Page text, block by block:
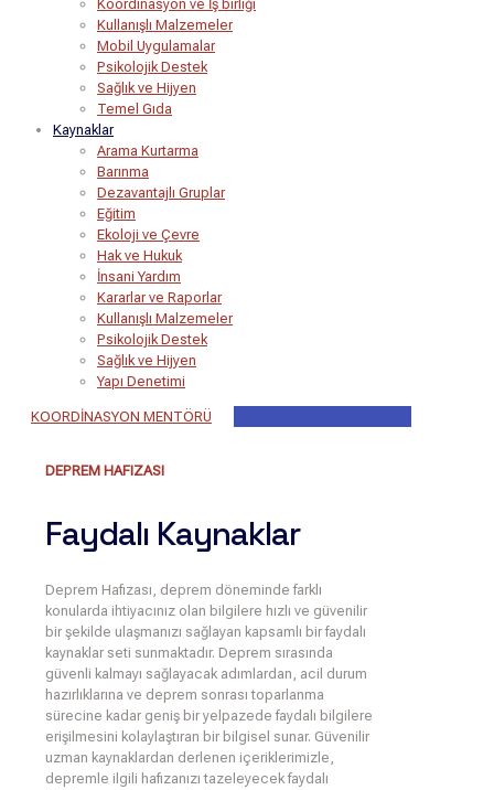
Koordinasyon ve İş birliği
Kullanışlı Malzemeler
Mobil Uygulamalar
Psikolojik Destek
Sağlık ve Hijyen
Temel Gıda
Kaynaklar
Arama Kurtarma
Barınma
Dezavantajlı Gruplar
Eğitim
Ekoloji ve Çevre
Hak ve Hukuk
İnsani Yardım
Kararlar ve Raporlar
Kullanışlı Malzemeler
Psikolojik Destek
Sağlık ve Hijyen
Yapı Denetimi
KOORDİNASYON MENTÖRÜ
DEPREM HAFIZASI
Faydalı Kaynaklar
Deprem Hafızası, deprem döneminde farklı
konularda ihtiyacınız olan bilgilere hızlı ve güvenilir
bir şekilde ulaşmanızı sağlayan kapsamlı bir faydalı
kaynaklar seti sunmaktadır. Deprem sırasında
güvenli kalmayı sağlayacak adımlardan, acil durum
hazırlıklarına ve deprem sonrası toparlanma
sürecine kadar geniş bir yelpazede faydalı bilgilere
erişilmesini kolaylaştıran bir bilgisel sunar. Güvenilir
uzman kaynaklardan derlenen içeriklerimizle,
depremle ilgili hafızanızı tazeleyecek faydalı